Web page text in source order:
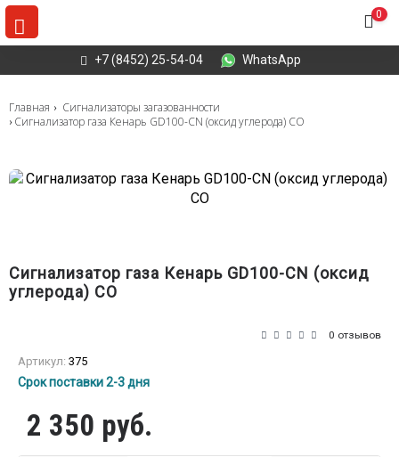
+7 (8452) 25-54-04 WhatsApp
0
Главная
Сигнализаторы загазованности
Сигнализатор газа Кенарь GD100-CN (оксид углерода) CO
Сигнализатор газа Кенарь GD100-CN (оксид
углерода) CO
0 отзывов
Артикул: 375
Срок поставки 2-3 дня
2 350 руб.